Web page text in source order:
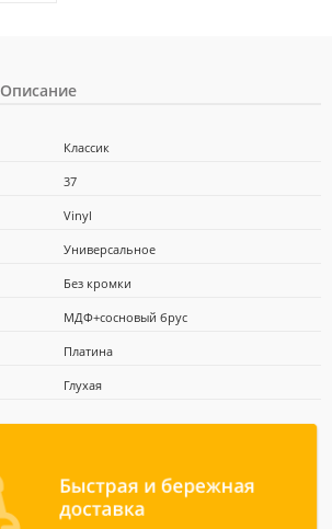
Классик
37
Vinyl
Универсальное
Без кромки
МДФ+сосновый брус
Платина
Глухая
Описание